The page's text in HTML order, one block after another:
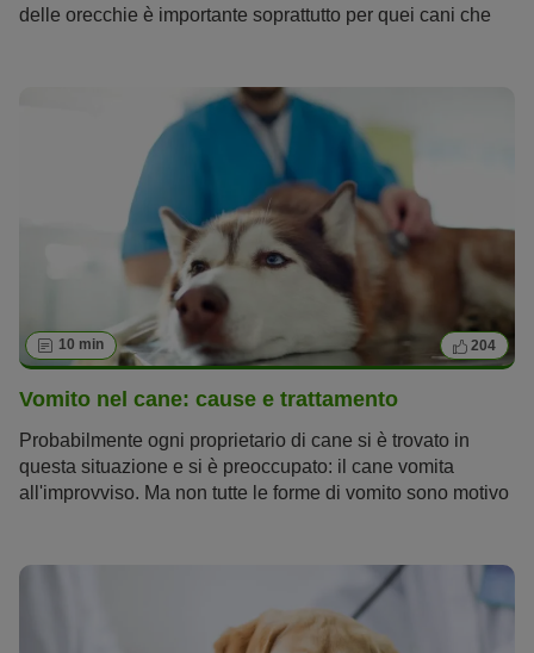
delle orecchie è importante soprattutto per quei cani che
pratica è effettivamente necessaria.
10 min 204
Vomito nel cane: cause e trattamento
Probabilmente ogni proprietario di cane si è trovato in
questa situazione e si è preoccupato: il cane vomita
all'improvviso. Ma non tutte le forme di vomito sono motivo
significa se il mio
cane vomita giallo, sangue, muco o
E come posso aiutare il mio amico a quattro
zampe? Nel seguente articolo troverai tutto quello che devi